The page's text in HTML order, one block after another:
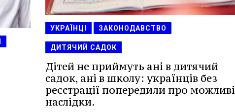
УКРАЇНЦІ ЗАКОНОДАВСТВО
ДИТЯЧИЙ САДОК
Дітей не приймуть ані в дитячий
садок, ані в школу: українців без
реєстрації попередили про можливі
наслідки.